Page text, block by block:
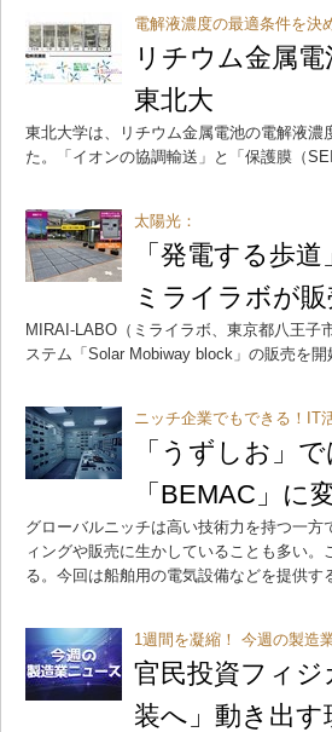
電解液濃度の最適条件を決
リチウム金属
東北大
東北大学は、リチウム金属電池の電解液
た。「イオンの協調輸送」と「保護膜（
太陽光：
「発電する歩
ミライラボが
MIRAI-LABO（ミライラボ、東京都八王子
ステム「Solar Mobiway block」の販売を開
ニッチ企業でもできる！IT
「うずしお」
「BEMAC」に
グローバルニッチは高い技術力を持つ一
ィングや販売に生かしていることも多い
る。今回は船舶用の電気設備などを提供
1週間を凝縮！ 今週の製造
官民投資フィ
装へ」動き出す